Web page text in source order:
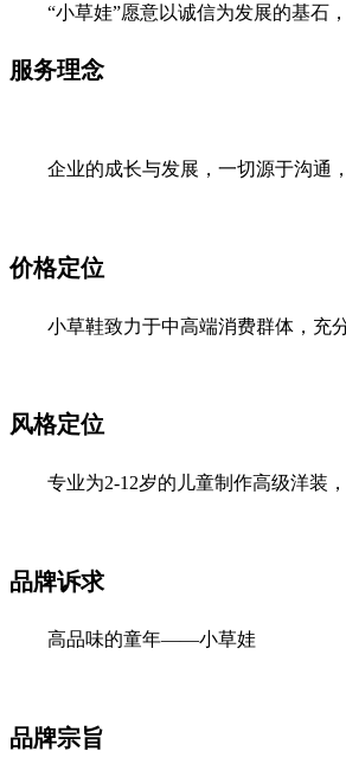
“小草娃”愿意以诚信为发展的基石，
服务理念
企业的成长与发展，一切源于沟通，
价格定位
小草鞋致力于中高端消费群体，充分
风格定位
专业为2-12岁的儿童制作高级洋装，
品牌诉求
高品味的童年——小草娃
品牌宗旨